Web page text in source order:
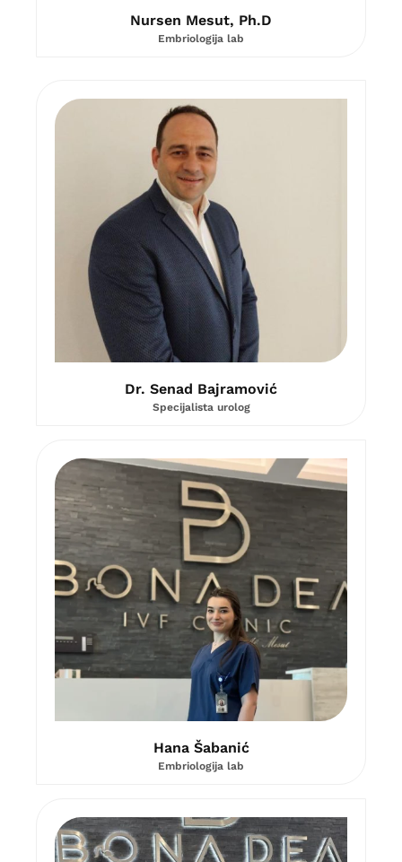
Nursen Mesut, Ph.D
Embriologija lab
Dr. Senad Bajramović
Specijalista urolog
Hana Šabanić
Embriologija lab